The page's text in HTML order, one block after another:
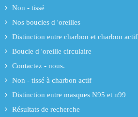
Non - tissé
Nos boucles d 'oreilles
Distinction entre charbon et charbon actif
Boucle d 'oreille circulaire
Contactez - nous.
Non - tissé à charbon actif
Distinction entre masques N95 et n99
Résultats de recherche